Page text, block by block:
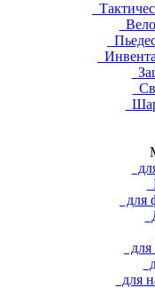
для
для